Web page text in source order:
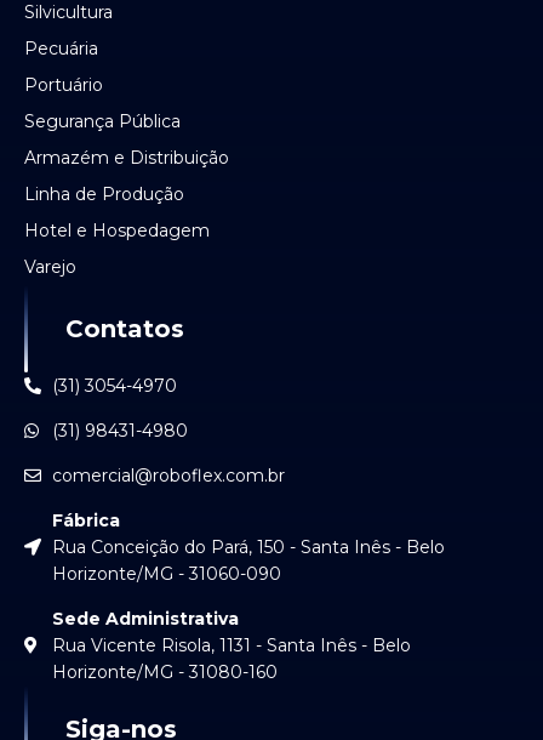
Silvicultura
Pecuária
Portuário
Segurança Pública
Armazém e Distribuição
Linha de Produção
Hotel e Hospedagem
Varejo
Contatos
(31) 3054-4970
(31) 98431-4980
comercial@roboflex.com.br
Fábrica
Rua Conceição do Pará, 150 - Santa Inês - Belo
Horizonte/MG - 31060-090
Sede Administrativa
Rua Vicente Risola, 1131 - Santa Inês - Belo
Horizonte/MG - 31080-160
Siga-nos